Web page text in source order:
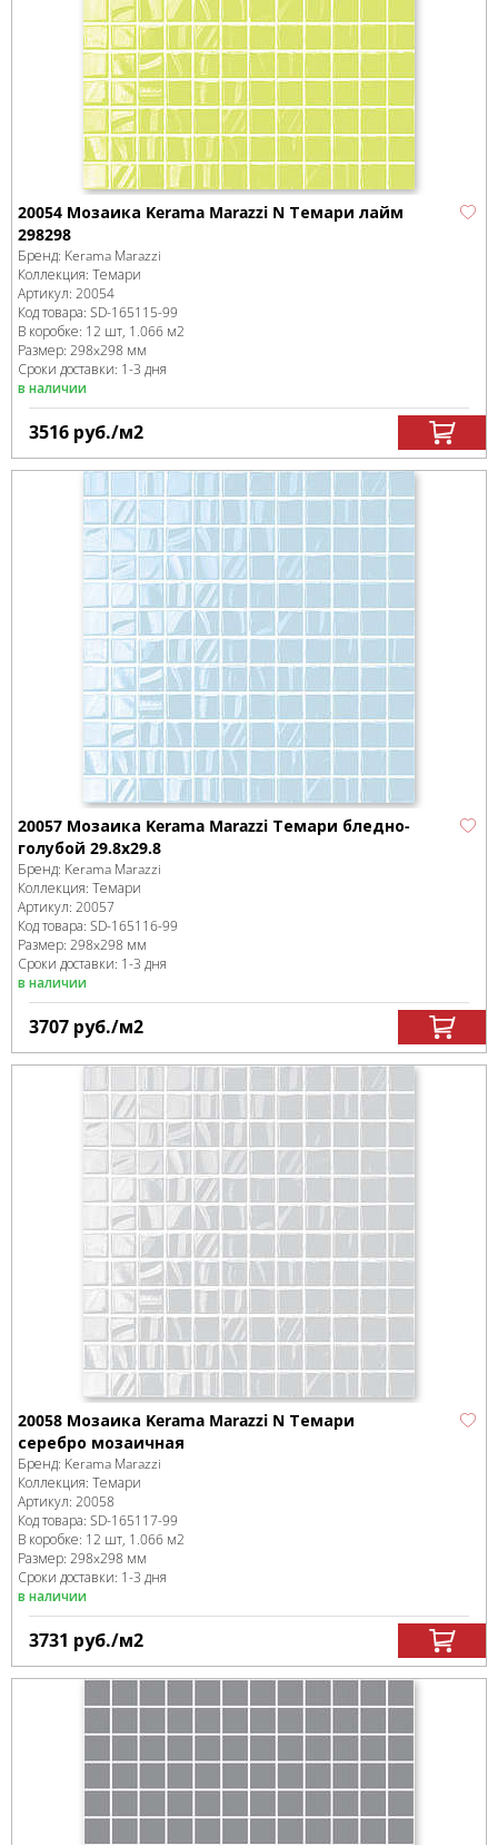
20054 Мозаика Kerama Marazzi N Темари лайм
298298
Бренд: Kerama Marazzi
Коллекция: Темари
Артикул: 20054
Код товара: SD-165115-99
В коробке: 12 шт, 1.066 м2
Размер: 298x298 мм
Сроки доставки: 1-3 дня
в наличии
3516 руб./м2
20057 Мозаика Kerama Marazzi Темари бледно-
голубой 29.8х29.8
Бренд: Kerama Marazzi
Коллекция: Темари
Артикул: 20057
Код товара: SD-165116-99
Размер: 298x298 мм
Сроки доставки: 1-3 дня
в наличии
3707 руб./м2
20058 Мозаика Kerama Marazzi N Темари
серебро мозаичная
Бренд: Kerama Marazzi
Коллекция: Темари
Артикул: 20058
Код товара: SD-165117-99
В коробке: 12 шт, 1.066 м2
Размер: 298x298 мм
Сроки доставки: 1-3 дня
в наличии
3731 руб./м2